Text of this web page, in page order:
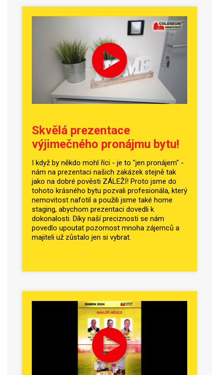
Skvělá prezentace
výjimečného pronájmu bytu!
I když by někdo mohl říci - je to "jen pronájem" -
nám na prezentaci našich zakázek stejně tak
jako na dobré pověsti ZÁLEŽÍ! Proto jsme do
tohoto krásného bytu pozvali profesionála, který
nemovitost nafotil a použili jsme také home
staging, abychom prezentaci dovedli k
dokonalosti. Díky naší preciznosti se nám
povedlo upoutat pozornost mnoha zájemců a
majiteli už zůstalo jen si vybrat.